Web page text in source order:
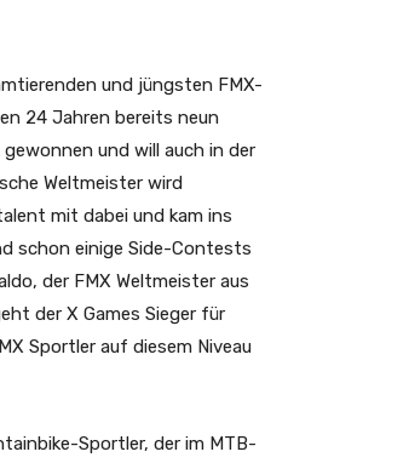
und jüngsten FMX-
24 Jahren bereits neun
und will auch in der
Weltmeister wird
mit dabei und kam ins
schon einige Side-Contests
der FMX Weltmeister aus
der X Games Sieger für
Sportler auf diesem Niveau
Sportler, der im MTB-